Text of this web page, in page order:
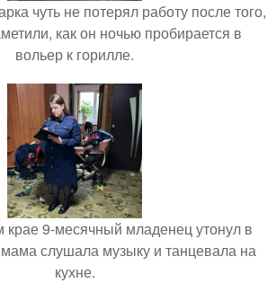
чуть не потерял работу после того,
как он ночью пробирается в
вольер к горилле.
крае 9-месячный младенец утонул в
слушала музыку и танцевала на
кухне.